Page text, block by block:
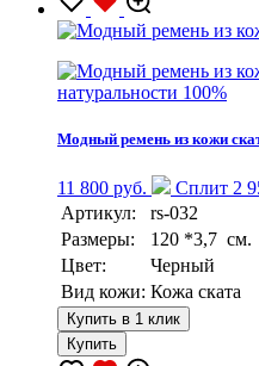
натуральности 100%
Модный ремень из кожи
11 800 руб.
Сплит 2
Артикул:
rs-032
Размеры:
120 *3,7 см.
Цвет:
Черный
Вид кожи: Кожа ската
Купить в 1 клик
Купить